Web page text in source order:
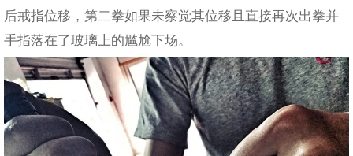
后戒指位移，第二拳如果未察觉其位移且直接再次出拳并
手指落在了玻璃上的尴尬下场。